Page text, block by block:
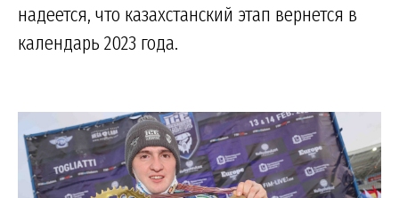
надеется, что казахстанский этап вернется в
календарь 2023 года.